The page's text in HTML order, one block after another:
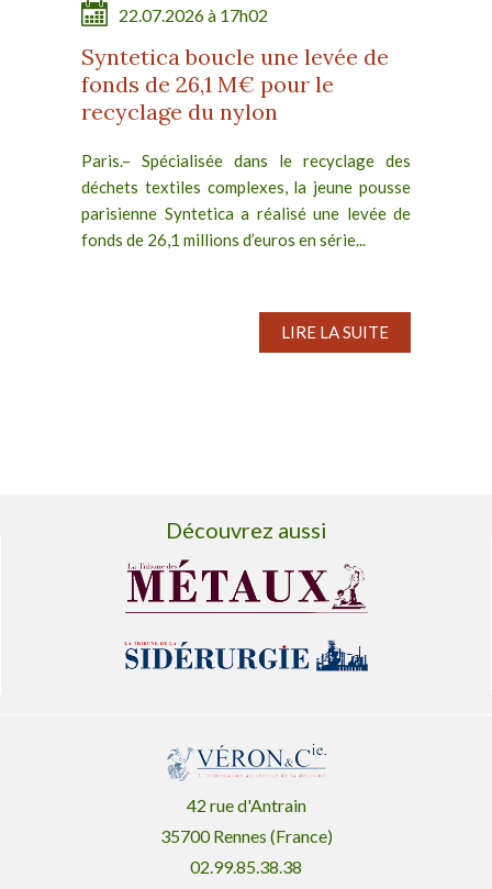
22.07.2026 à 17h02
Syntetica boucle une levée de
fonds de 26,1 M€ pour le
recyclage du nylon
Paris.– Spécialisée dans le recyclage des
déchets textiles complexes, la jeune pousse
parisienne Syntetica a réalisé une levée de
fonds de 26,1 millions d’euros en série...
LIRE LA SUITE
Découvrez aussi
42 rue d'Antrain
35700 Rennes (France)
02.99.85.38.38